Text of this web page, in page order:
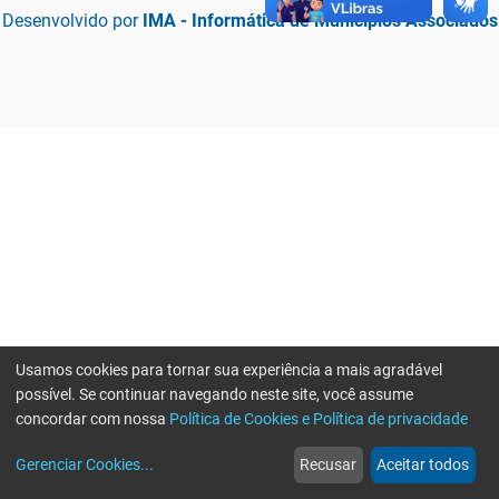
Desenvolvido por IMA - Informática de Municípios Associados
web
Notícias
more_horiz
Mais
Usamos cookies para tornar sua experiência a mais agradável
possível. Se continuar navegando neste site, você assume
concordar com nossa Política de Cookies e Política de privacidade
Gerenciar Cookies... Recusar Aceitar todos
Erro ao enviar informações, por favor tente novamente